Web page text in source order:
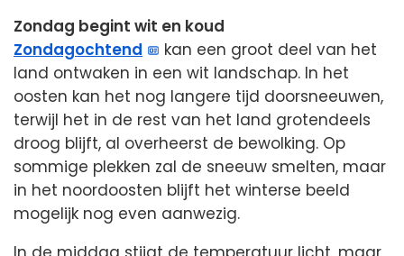
Zondag begint wit en koud
Zondagochtend
kan een groot deel van het
land ontwaken in een wit landschap. In het
oosten kan het nog langere tijd doorsneeuwen,
terwijl het in de rest van het land grotendeels
droog blijft, al overheerst de bewolking. Op
sommige plekken zal de sneeuw smelten, maar
in het noordoosten blijft het winterse beeld
mogelijk nog even aanwezig.